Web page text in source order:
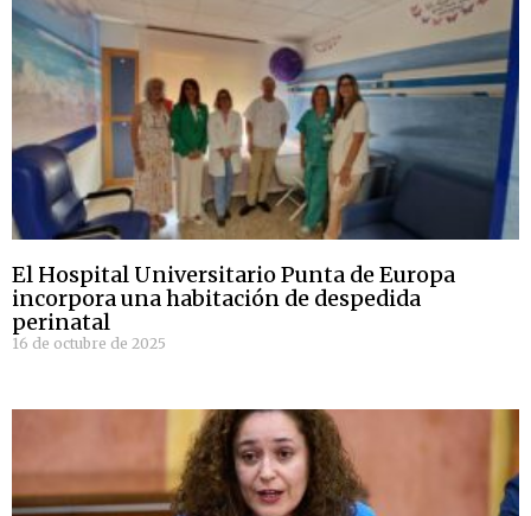
El Hospital Universitario Punta de Europa
incorpora una habitación de despedida
perinatal
16 de octubre de 2025